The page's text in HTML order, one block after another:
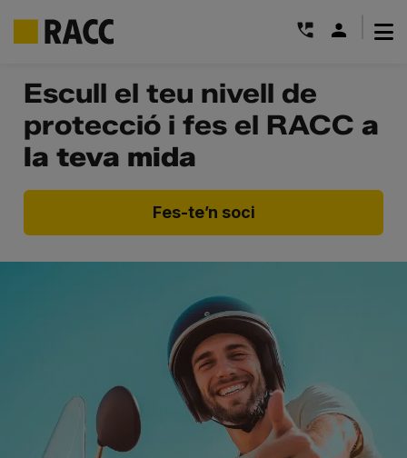
content
Escull el teu nivell de
protecció i fes el RACC a
la teva mida
Fes-te’n soci